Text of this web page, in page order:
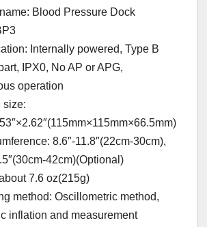
Blood Pressure Dock
Internally powered, Type B
IPX0, No AP or APG,
operation
size:
8.6″-11.8″(22cm-30cm),
42cm)(Optional)
7.6 oz(215g)
method: Oscillometric method,
inflation and measurement